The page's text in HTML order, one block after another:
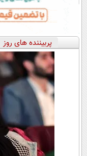
پربیننده های روز